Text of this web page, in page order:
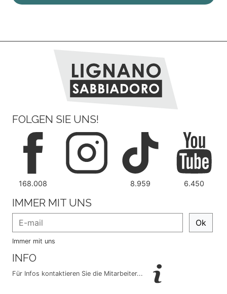
FOLGEN SIE UNS!
168.008 8.959 6.450
IMMER MIT UNS
Ok
Immer mit uns
INFO
Für Infos kontaktieren Sie die Mitarbeiter...